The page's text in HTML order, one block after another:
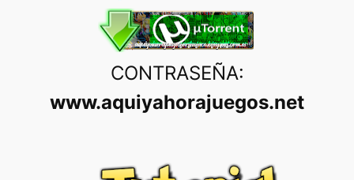
CONTRASEÑA:
www.aquiyahorajuegos.net